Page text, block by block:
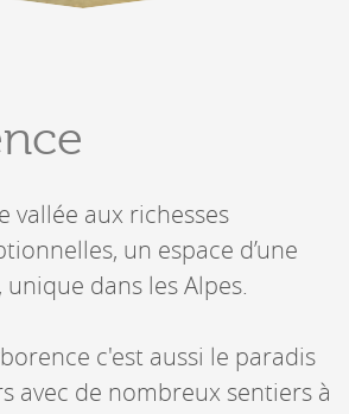
vallée aux richesses
un espace d’une
unique dans les Alpes.
c'est aussi le paradis
avec de nombreux sentiers à